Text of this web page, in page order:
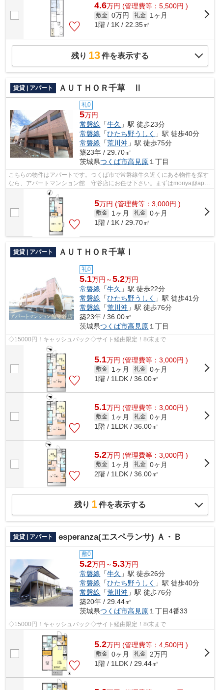
4.6万円 (管理費等：5,500円 )
敷金 0万円 礼金
1ヶ月
1階 / 1K / 22.35㎡
残り 13件を表示する
賃貸 | アパート ＡＵＴＨＯＲ千草 Ⅱ
礼0
5万円
常磐線 「牛久 」駅 徒歩23分
常磐線 「ひたち野うしく
」駅 徒歩40分
常磐線 「荒川沖 」駅 徒歩75分
築23年 / 29.70㎡
茨城県つくば市高見原１丁目
こちらの物件はアパートです。つくば市で常磐線牛久近くにある物件を探す
なら、アパートマンション館 守谷店にお任せ下さい。まずはmoriya@apa-
to.co.jpからお客様のこだわり条件をお...
5万円 (管理費等：3,000円 )
敷金 1ヶ月 礼金 0ヶ月
1階 / 1K / 29.70㎡
賃貸 | アパート ＡＵＴＨＯＲ千草Ⅰ
礼0
5.1万円～5.2万円
常磐線 「牛久 」駅 徒歩22分
常磐線 「ひたち野うしく
」駅 徒歩41分
常磐線 「荒川沖 」駅 徒歩76分
築23年 / 36.00㎡
茨城県つくば市高見原１丁目
◇15000円！キャッシュバック◇サイト経由限定！8/末まで
5.1万円 (管理費等：3,000円 )
敷金 1ヶ月 礼金 0ヶ月
1階 / 1LDK / 36.00㎡
5.1万円 (管理費等：3,000円 )
敷金 1ヶ月 礼金 0ヶ月
1階 / 1LDK / 36.00㎡
5.2万円 (管理費等：3,000円 )
敷金 1ヶ月 礼金 0ヶ月
2階 / 1LDK / 36.00㎡
残り 1件を表示する
賃貸 | アパート esperanza(エスペランサ) Ａ・Ｂ
敷0
5.2万円～5.3万円
常磐線 「牛久 」駅 徒歩26分
常磐線 「ひたち野うしく
」駅 徒歩40分
常磐線 「荒川沖 」駅 徒歩76分
築20年 / 29.44㎡
茨城県つくば市高見原 １丁目4番33
◇15000円！キャッシュバック◇サイト経由限定！8/末まで
5.2万円 (管理費等：4,500円 )
敷金 0ヶ月 礼金
2万円
1階 / 1LDK / 29.44㎡